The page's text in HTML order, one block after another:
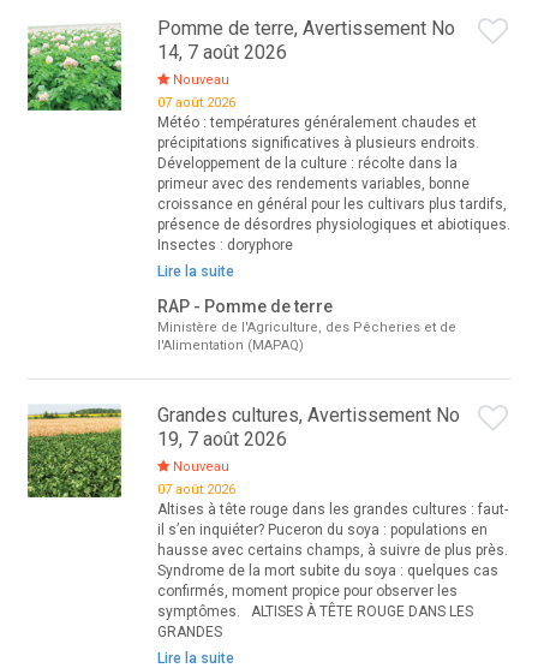
Pomme de terre, Avertissement No
14, 7 août 2026
Nouveau
07 août 2026
Météo : températures généralement chaudes et
précipitations significatives à plusieurs endroits.
Développement de la culture : récolte dans la
primeur avec des rendements variables, bonne
croissance en général pour les cultivars plus tardifs,
présence de désordres physiologiques et abiotiques.
Insectes : doryphore
Lire la suite
RAP - Pomme de terre
Ministère de l'Agriculture, des Pêcheries et de
l'Alimentation (MAPAQ)
Grandes cultures, Avertissement No
19, 7 août 2026
Nouveau
07 août 2026
Altises à tête rouge dans les grandes cultures : faut-
il s’en inquiéter? Puceron du soya : populations en
hausse avec certains champs, à suivre de plus près.
Syndrome de la mort subite du soya : quelques cas
confirmés, moment propice pour observer les
symptômes. ALTISES À TÊTE ROUGE DANS LES
GRANDES
Lire la suite